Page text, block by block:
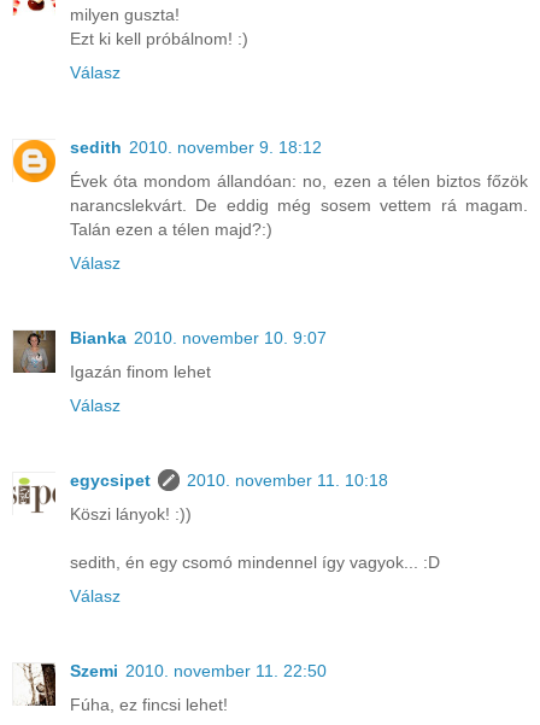
milyen guszta!
Ezt ki kell próbálnom! :)
Válasz
sedith 2010. november 9. 18:12
Évek óta mondom állandóan: no, ezen a télen biztos főzök
narancslekvárt. De eddig még sosem vettem rá magam.
Talán ezen a télen majd?:)
Válasz
Bianka 2010. november 10. 9:07
Igazán finom lehet
Válasz
egycsipet
2010. november 11. 10:18
Köszi lányok! :))
sedith, én egy csomó mindennel így vagyok... :D
Válasz
Szemi 2010. november 11. 22:50
Fúha, ez fincsi lehet!